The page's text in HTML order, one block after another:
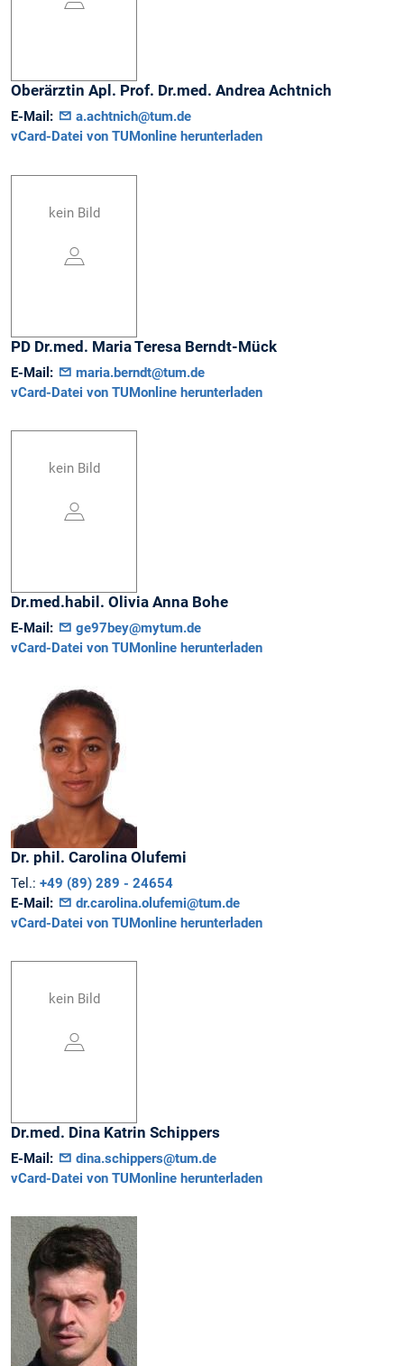
Oberärztin Apl. Prof. Dr.med. Andrea Achtnich
E-Mail:
a.achtnich@tum.de
vCard-Datei von TUMonline herunterladen
kein Bild
PD Dr.med. Maria Teresa Berndt-Mück
E-Mail:
maria.berndt@tum.de
vCard-Datei von TUMonline herunterladen
kein Bild
Dr.med.habil. Olivia Anna Bohe
E-Mail:
ge97bey@mytum.de
vCard-Datei von TUMonline herunterladen
Dr. phil. Carolina Olufemi
Tel.: +49 (89) 289 - 24654
E-Mail:
dr.carolina.olufemi@tum.de
vCard-Datei von TUMonline herunterladen
kein Bild
Dr.med. Dina Katrin Schippers
E-Mail:
dina.schippers@tum.de
vCard-Datei von TUMonline herunterladen